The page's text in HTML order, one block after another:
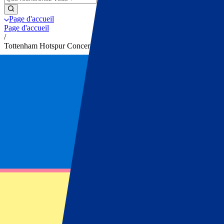
Page d'accueil
Page d'accueil
/
Tottenham Hotspur Concerts 2024
Tottenham Hotspur Concerts
Recevez des notifications sur les mises à jour des
Abonnez-vous dès maintenant pour être averti dès que les billets
Approuver le contact par e-mail
S'inscrire
Vos informations seront utilisées conformément à notre